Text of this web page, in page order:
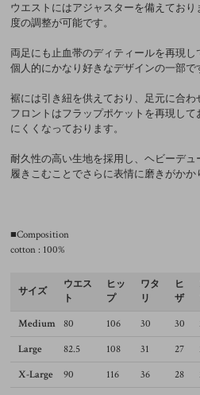
ウエストにはアジャスターを備えてお
度の調整が可能です。
両足にも止血帯のディティールを再現し
個人的にかなり好きなデザインの一部で
裾には引き紐を供えており、足元に合わ
フロントはフラップポケットを再現し
にくくなっております。
耐久性の高い生地を採用し、ヘビーデュ
履きこむことでさらに表情に磨きがかか
■Composition
cotton : 100%
サイズ
ウエス
ト
ヒッ
プ
ワタ
リ
ヒ
ザ
Medium 80 106 30 30
Large
82.5 108 31 27
X-Large
90 116 36 28